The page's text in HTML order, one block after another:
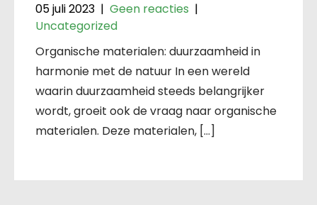
05 juli 2023 | Geen reacties |
Uncategorized
Organische materialen: duurzaamheid in
harmonie met de natuur In een wereld
waarin duurzaamheid steeds belangrijker
wordt, groeit ook de vraag naar organische
materialen. Deze materialen, […]